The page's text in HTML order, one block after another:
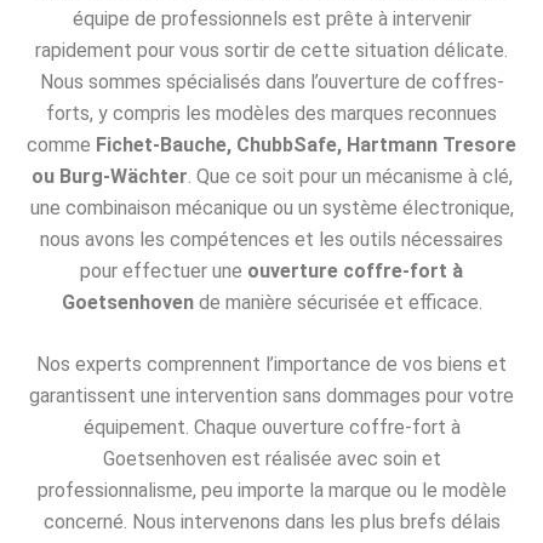
équipe de professionnels est prête à intervenir
rapidement pour vous sortir de cette situation délicate.
Nous sommes spécialisés dans l’ouverture de coffres-
forts, y compris les modèles des marques reconnues
comme Fichet-Bauche, ChubbSafe, Hartmann Tresore
ou Burg-Wächter . Que ce soit pour un mécanisme à clé,
une combinaison mécanique ou un système électronique,
nous avons les compétences et les outils nécessaires
pour effectuer une ouverture coffre-fort à
Goetsenhovende manière sécurisée et efficace.
Nos experts comprennent l’importance de vos biens et
garantissent une intervention sans dommages pour votre
équipement. Chaque ouverture coffre-fort à
Goetsenhoven est réalisée avec soin et
professionnalisme, peu importe la marque ou le modèle
concerné. Nous intervenons dans les plus brefs délais